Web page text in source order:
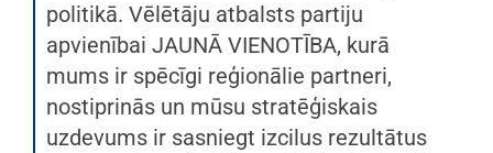
politikā. Vēlētāju atbalsts partiju
apvienībai JAUNĀ VIENOTĪBA, kurā
mums ir spēcīgi reģionālie partneri,
nostiprinās un mūsu stratēģiskais
uzdevums ir sasniegt izcilus rezultātus